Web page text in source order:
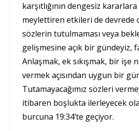
karşıtlığının dengesiz
meylettiren etkileri de devrede
sözlerin tutulmaması veya
gelişmesine açık bir gündeyiz,
Anlaşmak, ek sıkışmak, bir işe
vermek açısından uygun bir
Tutamayacağımız sözleri
itibaren boşlukta ilerleyecek
burcuna 19:34’te geçiyor.